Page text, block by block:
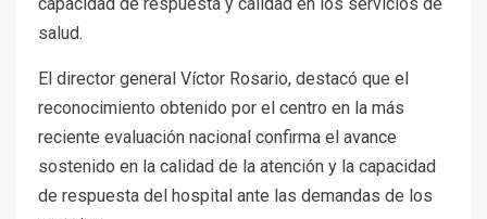
capacidad de respuesta y calidad en los servicios de
salud.
El director general Víctor Rosario, destacó que el
reconocimiento obtenido por el centro en la más
reciente evaluación nacional confirma el avance
sostenido en la calidad de la atención y la capacidad
de respuesta del hospital ante las demandas de los